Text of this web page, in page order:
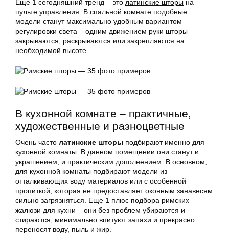
Еще 1 сегодняшний тренд – это латинские шторы на
пульте управления. В спальной комнате подобные
модели станут максимально удобным вариантом
регулировки света – одним движением руки шторы
закрываются, раскрываются или закрепляются на
необходимой высоте.
В кухонной комнате – практичные,
художественные и разноцветные
Очень часто латинские шторы подбирают именно для
кухонной комнаты. В данном помещении они станут и
украшением, и практическим дополнением. В основном,
для кухонной комнаты подбирают модели из
отталкивающих воду материалов или с особенной
пропиткой, которая не предоставляет оконным занавесям
сильно загрязняться. Еще 1 плюс подбора римских
жалюзи для кухни – они без проблем убираются и
стираются, минимально впитуют запахи и прекрасно
переносят воду, пыль и жир.